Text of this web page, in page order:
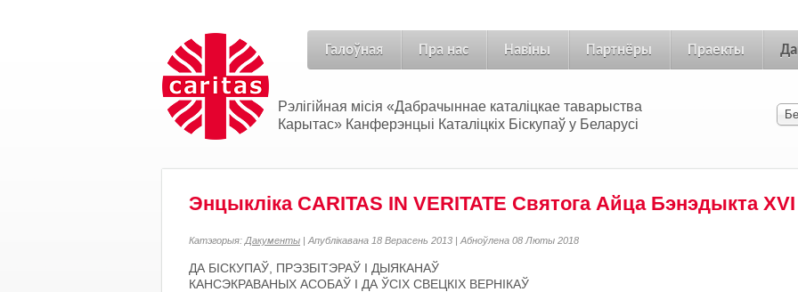
Галоўная Пра нас Навіны Партнёры Праекты
Рэлігійная місія «Дабрачыннае каталіцкае таварыства
Карытас» Канферэнцыі Каталіцкіх Біскупаў у Беларусі
Энцыкліка CARITAS IN VERITATE Святога Айца Бэнэдыкта XVI
Катэгорыя: Дакументы | Апублікавана 18 Верасень 2013 | Абноўлена 08 Люты 2018
ДА БІСКУПАЎ, ПРЭЗБІТЭРАЎ І ДЫЯКАНАЎ
КАНСЭКРАВАНЫХ АСОБАЎ І ДА ЎСІХ СВЕЦКІХ ВЕРНІКАЎ